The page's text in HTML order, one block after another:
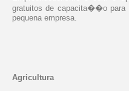
gratuitos de capacita��o para
pequena empresa.
Agricultura